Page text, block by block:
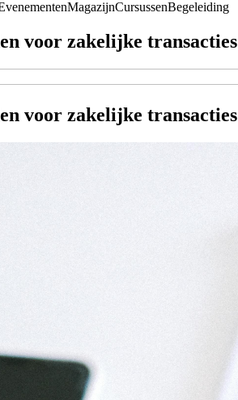
MagazijnCursussenBegeleiding
voor zakelijke transacties
voor zakelijke transacties